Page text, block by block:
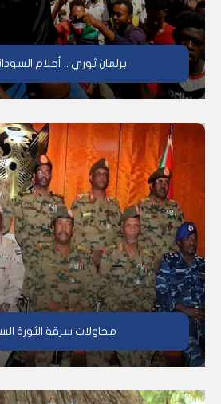
برلمان ثوري .. أحلام
محاولات سرقة الثورة